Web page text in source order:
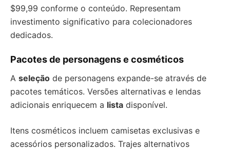
$99,99 conforme o conteúdo. Representam
investimento significativo para colecionadores
dedicados.
Pacotes de personagens e cosméticos
A seleção de personagens expande-se através de
pacotes temáticos. Versões alternativas e lendas
adicionais enriquecem a lista disponível.
Itens cosméticos incluem camisetas exclusivas e
acessórios personalizados. Trajes alternativos